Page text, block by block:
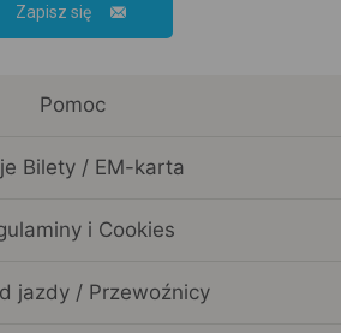
Zapisz się
Pomoc
Bilety / EM-karta
i Cookies
jazdy / Przewoźnicy